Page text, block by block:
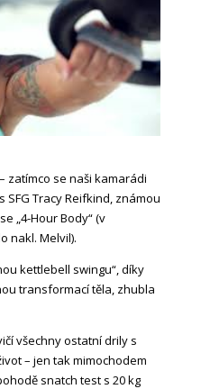
zatímco se naši kamarádi
SFG Tracy Reifkind, známou
„4-Hour Body“ (v
nakl. Melvil).
kettlebell swingu“, díky
transformací těla, zhubla
všechny ostatní drily s
– jen tak mimochodem
snatch test s 20 kg